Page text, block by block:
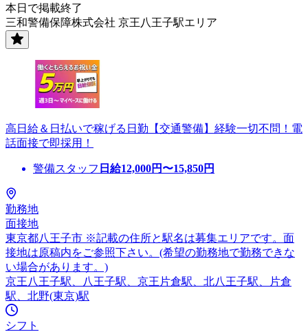
本日で掲載終了
三和警備保障株式会社 京王八王子駅エリア
高日給＆日払いで稼げる日勤【交通警備】経験一切不問！電
話面接で即採用！
警備スタッフ 日給12,000円〜15,850円
勤務地
面接地
東京都八王子市 ※記載の住所と駅名は募集エリアです。面
接地は原稿内をご参照下さい。(希望の勤務地で勤務できな
い場合があります。)
京王八王子駅、八王子駅、京王片倉駅、北八王子駅、片倉
駅、北野(東京)駅
シフト